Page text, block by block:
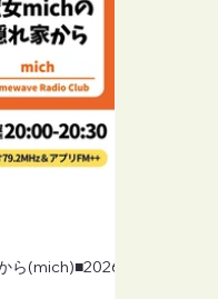
ら(mich)■2026年